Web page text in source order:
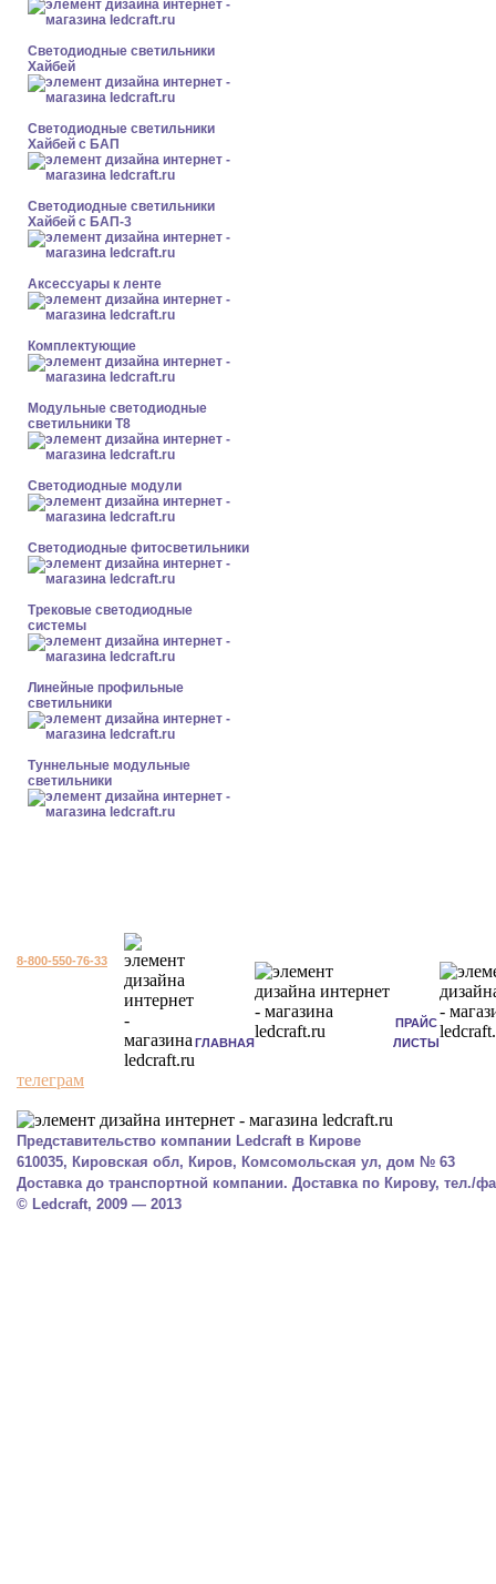
Светодиодные светильники
Хайбей
Светодиодные светильники
Хайбей с БАП
Светодиодные светильники
Хайбей с БАП-3
Аксессуары к ленте
Комплектующие
Модульные светодиодные
светильники Т8
Светодиодные модули
Светодиодные фитосветильники
Трековые светодиодные
системы
Линейные профильные
светильники
Туннельные модульные
светильники
8-800-550-76-33
ГЛАВНАЯ
ПРАЙС
ЛИСТЫ
телеграм
Представительство компании Ledcraft в Кирове
610035, Кировская обл, Киров, Комсомольская ул, дом № 63
Доставка до транспортной компании. Доставка по Кирову, тел./
© Ledcraft, 2009 — 2013